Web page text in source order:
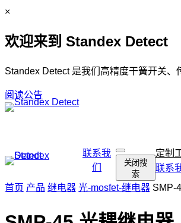
跳
内
C
o
e
×
欢迎来到 Standex Detect
Standex Detect 是我们高精度干簧开关、
阅读公告
联系我
们
打
开
搜
索
关闭搜
索
跳
过
导
定制
联系
首页 产品 继电器 光-mosfet-继电器 SMP-